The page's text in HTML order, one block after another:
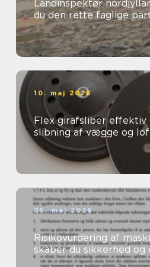
Landinspektør nordjylland sådan
du den rette faglige
10. maj 2026
Flex girafsliber effektiv og skånsom
slibning af vægge og
05. maj 2026
Risikovurdering af
skaber du sikkerhed og